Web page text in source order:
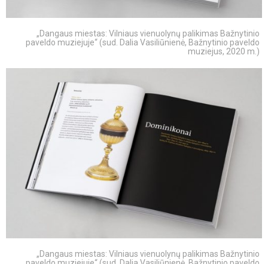
„Dangaus miestas: Vilniaus vienuolynų palikimas Bažnytinio
paveldo muziejuje“ (sud. Dalia Vasiliūnienė, Bažnytinio paveldo
muziejus, 2020 m.)
„Dangaus miestas: Vilniaus vienuolynų palikimas Bažnytinio